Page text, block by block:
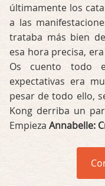
últimamente los
a las
trataba más bien
esa hora precisa,
Os cuento todo
expectativas era
pesar de todo ello,
Kong derriba un
Empieza Annabelle: